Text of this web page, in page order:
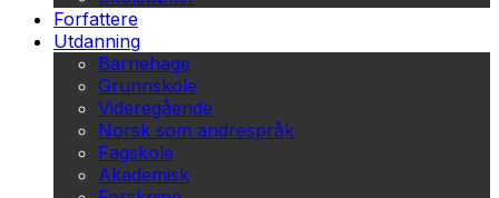
Forfattere
Utdanning
Barnehage
Grunnskole
Videregående
Norsk som andrespråk
Fagskole
Akademisk